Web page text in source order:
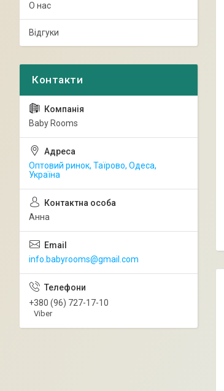
О нас
Відгуки
Baby Rooms
Оптовий ринок, Таїрово, Одеса,
Україна
Анна
info.babyrooms@gmail.com
+380 (96) 727-17-10
Viber